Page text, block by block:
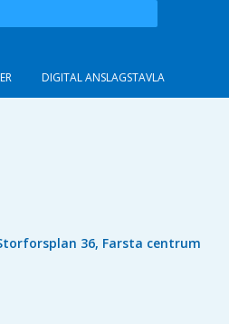
DIGITAL ANSLAGSTAVLA
36, Farsta centrum